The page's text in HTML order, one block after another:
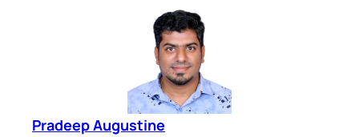
Pradeep Augustine